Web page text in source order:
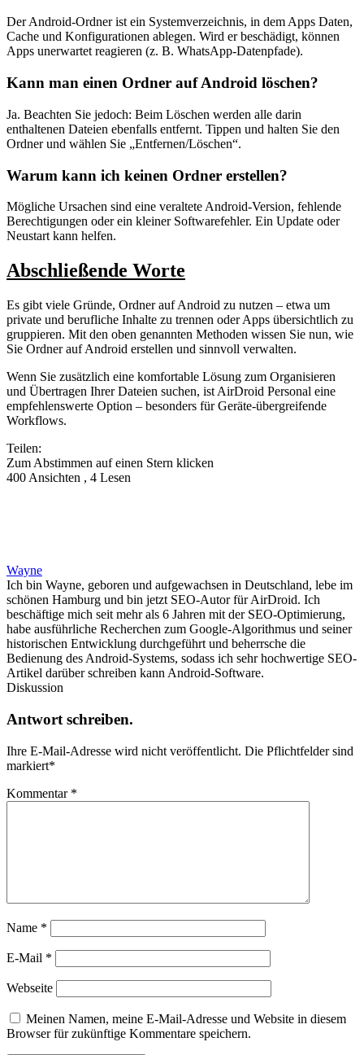
Der Android‑Ordner ist ein Systemverzeichnis, in dem Apps Daten,
Cache und Konfigurationen ablegen. Wird er beschädigt, können
Apps unerwartet reagieren (z. B. WhatsApp‑Datenpfade).
Kann man einen Ordner auf Android löschen?
Ja. Beachten Sie jedoch: Beim Löschen werden alle darin
enthaltenen Dateien ebenfalls entfernt. Tippen und halten Sie den
Ordner und wählen Sie „Entfernen/Löschen“.
Warum kann ich keinen Ordner erstellen?
Mögliche Ursachen sind eine veraltete Android‑Version, fehlende
Berechtigungen oder ein kleiner Softwarefehler. Ein Update oder
Neustart kann helfen.
Abschließende Worte
Es gibt viele Gründe, Ordner auf Android zu nutzen – etwa um
private und berufliche Inhalte zu trennen oder Apps übersichtlich zu
gruppieren. Mit den oben genannten Methoden wissen Sie nun, wie
Sie Ordner auf Android erstellen und sinnvoll verwalten.
Wenn Sie zusätzlich eine komfortable Lösung zum Organisieren
und Übertragen Ihrer Dateien suchen, ist AirDroid Personal eine
empfehlenswerte Option – besonders für Geräte‑übergreifende
Workflows.
Teilen:
Zum Abstimmen auf einen Stern klicken
400 Ansichten , 4 Lesen
Wayne
Ich bin Wayne, geboren und aufgewachsen in Deutschland, lebe im
schönen Hamburg und bin jetzt SEO-Autor für AirDroid. Ich
beschäftige mich seit mehr als 6 Jahren mit der SEO-Optimierung,
habe ausführliche Recherchen zum Google-Algorithmus und seiner
historischen Entwicklung durchgeführt und beherrsche die
Bedienung des Android-Systems, sodass ich sehr hochwertige SEO-
Artikel darüber schreiben kann Android-Software.
Diskussion
Antwort schreiben.
Ihre E-Mail-Adresse wird nicht veröffentlicht. Die Pflichtfelder sind
markiert*
Kommentar *
Name *
E-Mail *
Webseite
Meinen Namen, meine E-Mail-Adresse und Website in diesem
Browser für zukünftige Kommentare speichern.